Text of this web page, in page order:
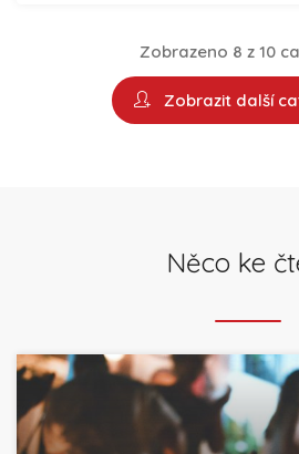
Zobrazeno 8 z 10
Zobrazit další
Něco ke